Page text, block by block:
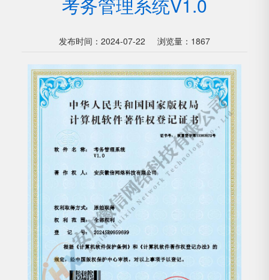
考务管理系统V1.0
发布时间：2024-07-22 浏览量：1867